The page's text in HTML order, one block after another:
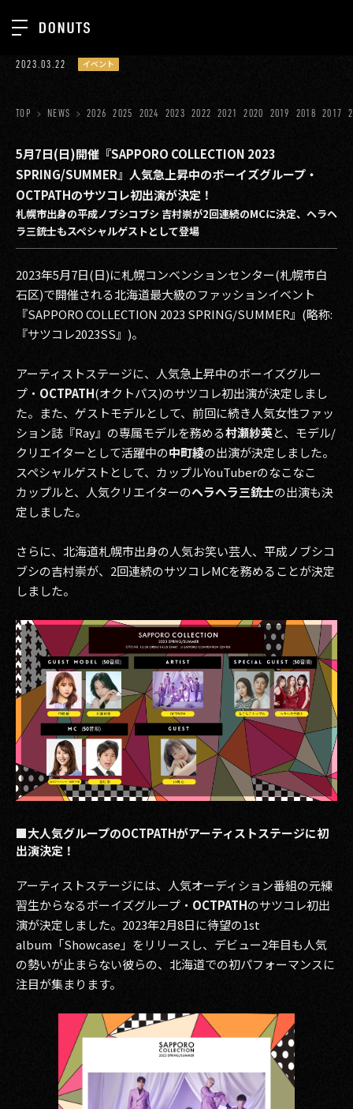
ジョブカン
ゲーム
ミクチャ
医療(CLIUS)
出版メディア
美少女図鑑
イベント
その他事業
2026
2025
2024
2022
2020
2019
2018
2017
2016
2015
2014
2013
2012
2011
2010
2009
TOP
ABOUT
SERVICES
GROUP
RECRUIT
CONTACT
PRIVACY POLICY
2023.03.22 イベント
TOP NEWS 2026 2025 2024 2023 2022 2021 2020 2019 2018 2017
5月7日(日)開催『SAPPORO COLLECTION 2023
SPRING/SUMMER』人気急上昇中のボーイズグループ・
OCTPATHのサツコレ初出演が決定！
札幌市出身の平成ノブシコブシ 吉村崇が2回連続のMCに決定、ヘラヘ
ラ三銃士もスペシャルゲストとして登場
2023年5月7日(日)に札幌コンベンションセンター(札幌市白
石区)で開催される北海道最大級のファッションイベント
『SAPPORO COLLECTION 2023 SPRING/SUMMER』(略称:
『サツコレ2023SS』)。
アーティストステージに、人気急上昇中のボーイズグルー
プ・ OCTPATH(オクトパス)のサツコレ初出演が決定しまし
た。また、ゲストモデルとして、前回に続き人気女性ファッ
ション誌『Ray』の専属モデルを務める村瀬紗英と、モデル/
クリエイターとして活躍中の中町綾の出演が決定しました。
スペシャルゲストとして、カップルYouTuberのなこなこ
カップルと、人気クリエイターのヘラヘラ三銃士の出演も決
定しました。
さらに、北海道札幌市出身の人気お笑い芸人、平成ノブシコ
ブシの吉村崇が、2回連続のサツコレMCを務めることが決定
しました。
■大人気グループのOCTPATHがアーティストステージに初
出演決定！
アーティストステージには、人気オーディション番組の元練
習生からなるボーイズグループ・ OCTPATHのサツコレ初出
演が決定しました。2023年2月8日に待望の1st
album「Showcase」をリリースし、デビュー2年目も人気
の勢いが止まらない彼らの、北海道での初パフォーマンスに
注目が集まります。